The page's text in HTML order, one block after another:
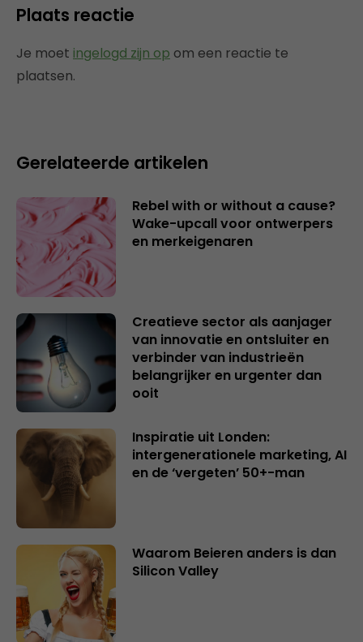
Plaats reactie
Je moet ingelogd zijn op om een reactie te
plaatsen.
Gerelateerde artikelen
Rebel with or without a cause?
Wake-upcall voor ontwerpers
en merkeigenaren
Creatieve sector als aanjager
van innovatie en ontsluiter en
verbinder van industrieën
belangrijker en urgenter dan
ooit
Inspiratie uit Londen:
intergenerationele marketing, AI
en de ‘vergeten’ 50+-man
Waarom Beieren anders is dan
Silicon Valley